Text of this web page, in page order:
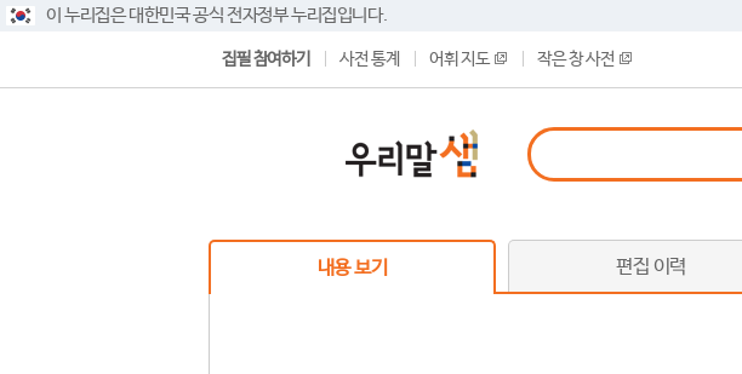
이 누리집은 대한민국 공식 전자정부 누리집입니다.
집필 참여하기 사전 통계 어휘 지도 작은 창 사전
내용 보기 편집 이력